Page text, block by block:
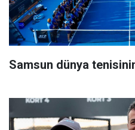
Samsun dünya